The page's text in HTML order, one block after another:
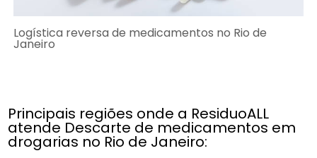
Logística reversa de medicamentos no Rio de
Janeiro
Principais regiões onde a ResiduoALL
atende Descarte de medicamentos em
drogarias no Rio de Janeiro: